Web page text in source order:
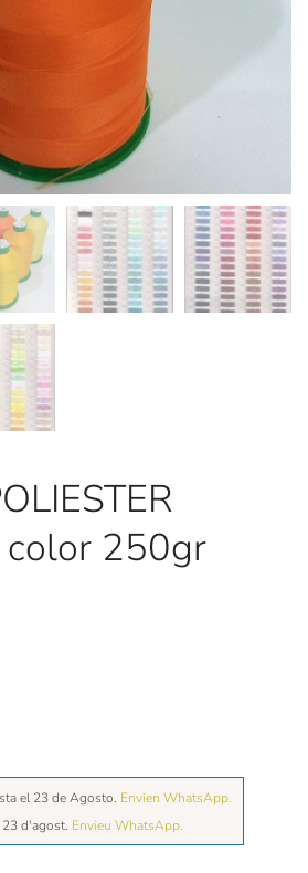
color 250gr
el 23 de Agosto. Envien WhatsApp.
23 d'agost. Envieu WhatsApp.